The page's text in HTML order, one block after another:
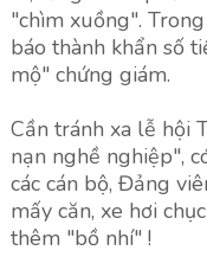
"chìm xuồng".
báo thành khẩn số
mộ" chứng giám.
Cần tránh xa lễ hội
nạn nghề nghiệp",
các cán bộ, Đảng
mấy căn, xe hơi
thêm "bồ nhí" !